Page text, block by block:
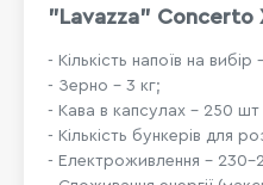
"Lavazza" Concerto
- Кількість напоїв на вибір
- Зерно - 3 кг;
- Кава в капсулах - 250 шт
- Кількість бункерів для
- Електроживлення - 230-